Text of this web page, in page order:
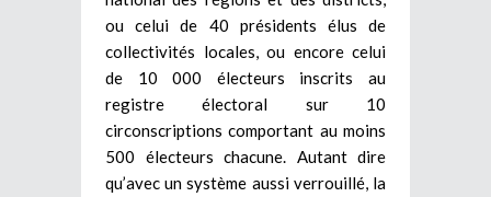
ou celui de 40 présidents élus de
collectivités locales, ou encore celui
de 10 000 électeurs inscrits au
registre électoral sur 10
circonscriptions comportant au moins
500 électeurs chacune. Autant dire
qu’avec un système aussi verrouillé, la